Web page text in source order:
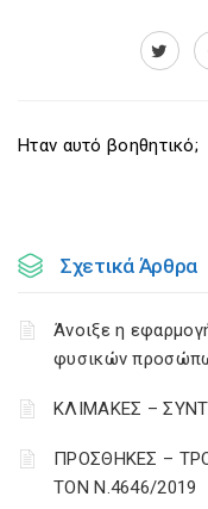
Ηταν αυτό βοηθητικό;
Σχετικά Άρθρα
Άνοιξε η
φυσικών
ΚΛΙΜΑΚΕΣ –
ΠΡΟΣΘΗΚΕΣ –
ΤΟΝ Ν.4646/2019